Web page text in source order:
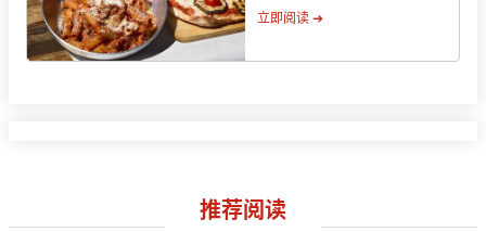
立即阅读 ➔
推荐阅读